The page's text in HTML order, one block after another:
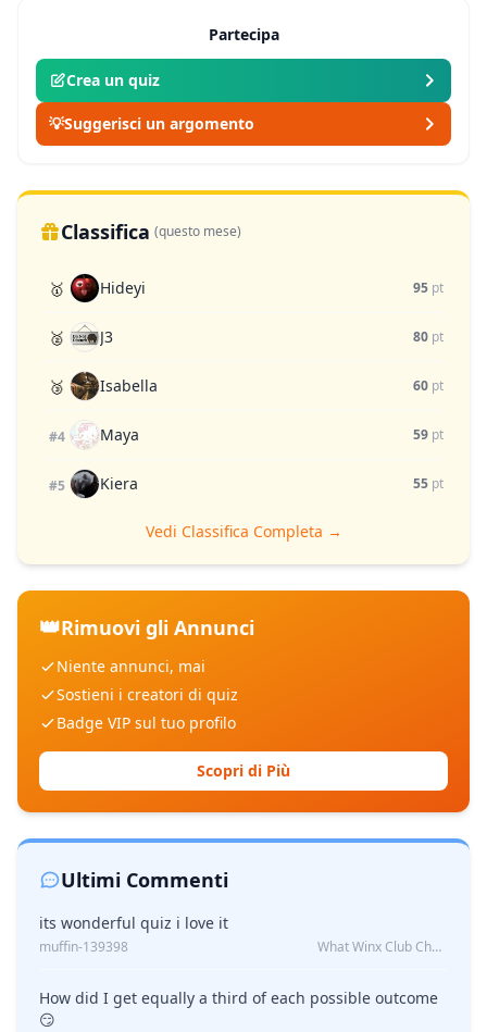
Partecipa
Crea un quiz
💡Suggerisci un argomento
Classifica (questo mese)
🥇 Hideyi 95 pt
🥈 J3 80 pt
🥉 Isabella 60 pt
#4 Maya 59 pt
#5 Kiera 55 pt
Vedi Classifica Completa →
👑Rimuovi gli Annunci
Niente annunci, mai
Sostieni i creatori di quiz
Badge VIP sul tuo profilo
Scopri di Più
Ultimi Commenti
its wonderful quiz i love it
muffin-139398 What Winx Club Character Are You?
How did I get equally a third of each possible outcome
😏